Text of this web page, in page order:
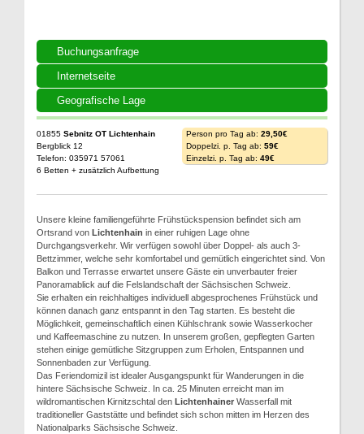
Buchungsanfrage
Internetseite
Geografische Lage
01855 Sebnitz OT Lichtenhain
Bergblick 12
Telefon: 035971 57061
6 Betten + zusätzlich Aufbettung
Person pro Tag ab: 29,50€
Doppelzi. p. Tag ab: 59€
Einzelzi. p. Tag ab: 49€
Unsere kleine familiengeführte Frühstückspension befindet sich am
Ortsrand von Lichtenhain in einer ruhigen Lage ohne
Durchgangsverkehr. Wir verfügen sowohl über Doppel- als auch 3-
Bettzimmer, welche sehr komfortabel und gemütlich eingerichtet sind. Von
Balkon und Terrasse erwartet unsere Gäste ein unverbauter freier
Panoramablick auf die Felslandschaft der Sächsischen Schweiz.
Sie erhalten ein reichhaltiges individuell abgesprochenes Frühstück und
können danach ganz entspannt in den Tag starten. Es besteht die
Möglichkeit, gemeinschaftlich einen Kühlschrank sowie Wasserkocher
und Kaffeemaschine zu nutzen. In unserem großen, gepflegten Garten
stehen einige gemütliche Sitzgruppen zum Erholen, Entspannen und
Sonnenbaden zur Verfügung.
Das Feriendomizil ist idealer Ausgangspunkt für Wanderungen in die
hintere Sächsische Schweiz. In ca. 25 Minuten erreicht man im
wildromantischen Kirnitzschtal den Lichtenhainer Wasserfall mit
traditioneller Gaststätte und befindet sich schon mitten im Herzen des
Nationalparks Sächsische Schweiz.